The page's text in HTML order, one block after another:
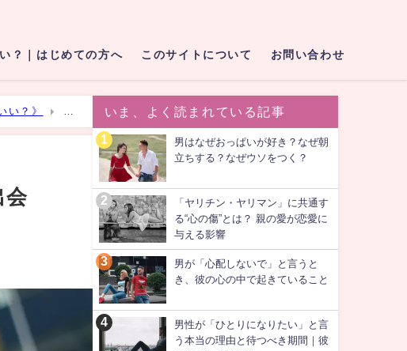
？｜はじめての方へ このサイトについて お問い合わせ
い？》
マ
会
いま、よく読まれている記事
男はなぜおっぱいが好き？なぜ朝
立ちする？なぜウソをつく？
「ヤリチン・ヤリマン」に共通す
る“心の傷”とは？ 親の愛が恋愛に
与える影響
男が「心配しないで」と言うと
き、彼の心の中で起きていること
男性が「ひとりになりたい」と言
う本当の理由と待つべき期間｜彼